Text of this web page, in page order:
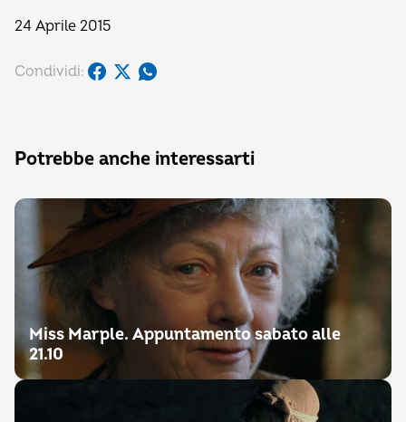
24 Aprile 2015
Condividi:
Potrebbe anche interessarti
Miss Marple. Appuntamento sabato alle
21.10